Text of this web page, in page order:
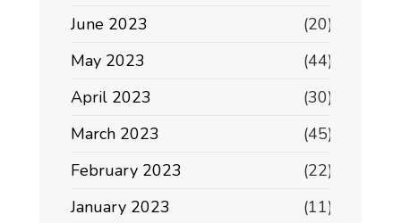
June 2023
(20)
May 2023
(44)
April 2023
(30)
March 2023
(45)
February 2023
(22)
January 2023
(11)